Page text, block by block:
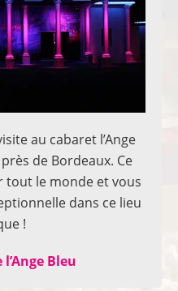
au cabaret l’Ange
de Bordeaux. Ce
le monde et vous
dans ce lieu
!
Bleu